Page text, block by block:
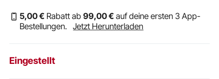
5,00€ Rabatt ab99,00€ auf deine ersten 3 App-
Bestellungen.
Jetzt Herunterladen
Eingestellt